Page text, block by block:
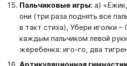
Пальчиковые игры: а)
они (три раза поднять все
в такт стиха), Убери иголки
каждым пальчиком левой
жеребенка: иго-го, два